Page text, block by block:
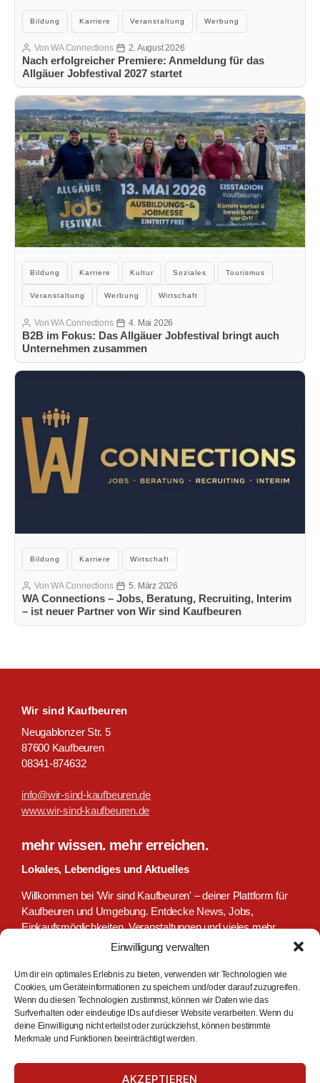
Einwilligung verwalten
Um dir ein optimales Erlebnis zu bieten, verwenden wir Technologien wie
Cookies, um Geräteinformationen zu speichern und/oder darauf zuzugreifen.
Wenn du diesen Technologien zustimmst, können wir Daten wie das
Surfverhalten oder eindeutige IDs auf dieser Website verarbeiten. Wenn du
deine Einwilligung nicht erteilst oder zurückziehst, können bestimmte
Merkmale und Funktionen beeinträchtigt werden.
AKZEPTIEREN
Kategorien
Bildung Karriere Veranstaltung Werbung
Nach erfolgreicher Premiere: Anmeldung für das
Allgäuer Jobfestival 2027 startet
Beitragsautor
VonWA Connections Veröffentlichungsdatum
2. August 2026
Kategorien
Bildung Karriere Kultur Soziales Tourismus
Veranstaltung Werbung Wirtschaft
B2B im Fokus: Das Allgäuer Jobfestival bringt auch
Unternehmen zusammen
Beitragsautor
VonWA Connections Veröffentlichungsdatum
4. Mai 2026
Kategorien
Bildung Karriere Wirtschaft
WA Connections – Jobs, Beratung, Recruiting, Interim
– ist neuer Partner von Wir sind Kaufbeuren
Beitragsautor
VonWA Connections Veröffentlichungsdatum
5. März 2026
Wir sind Kaufbeuren
Neugablonzer Str. 5
87600 Kaufbeuren
08341-874632
info@wir-sind-kaufbeuren.de
www.wir-sind-kaufbeuren.de
mehr wissen. mehr erreichen.
Lokales, Lebendiges und Aktuelles
Willkommen bei 'Wir sind Kaufbeuren' – deiner Plattform für
Kaufbeuren und Umgebung. Entdecke News, Jobs,
Einkaufsmöglichkeiten, Veranstaltungen und vieles mehr.
Täglich, aktuell, kostenlos. Wir sind Kaufbeuren: Deine